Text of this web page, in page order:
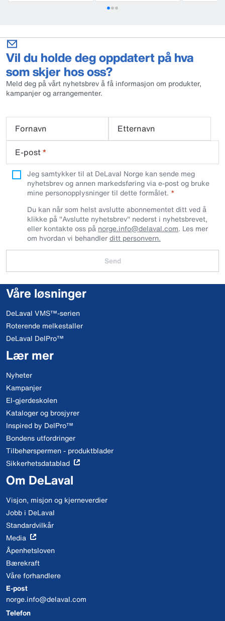
Vil du holde deg oppdatert på hva
som skjer hos oss?
Meld deg på vårt nyhetsbrev å få informasjon om produkter,
kampanjer og arrangementer.
Fornavn
Etternavn
E-post*
Jeg samtykker til at DeLaval Norge kan sende meg
nyhetsbrev og annen markedsføring via e-post og bruke
mine personopplysninger til dette formålet.
Du kan når som helst avslutte abonnementet ditt ved å
klikke på "Avslutte nyhetsbrev" nederst i nyhetsbrevet,
eller kontakte oss på norge.info@delaval.com. Les mer
om hvordan vi behandlerditt personvern.
Send
Våre løsninger
DeLaval VMS™-serien
Roterende melkestaller
DeLaval DelPro™
Lær mer
Nyheter
Kampanjer
El-gjerdeskolen
Kataloger og brosjyrer
Inspired by DelPro™
Bondens utfordringer
Tilbehørspermen - produktblader
Sikkerhetsdatablad
Om DeLaval
Visjon, misjon og kjerneverdier
Jobb i DeLaval
Standardvilkår
Media
Åpenhetsloven
Bærekraft
Våre forhandlere
E-post
norge.info@delaval.com
Telefon